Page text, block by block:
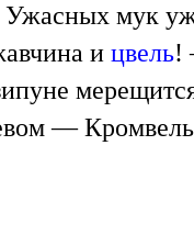
Ужасных мук
и цвель!
—